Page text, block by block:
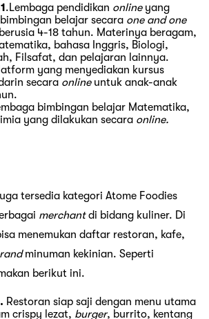
.Lembaga pendidikan online yang
belajar secara one and one
4-18 tahun. Materinya beragam,
bahasa Inggris, Biologi,
Filsafat, dan pelajaran lainnya.
yang menyediakan kursus
secara online untuk anak-anak
bimbingan belajar Matematika,
yang dilakukan secara online.
tersedia kategori Atome Foodies
merchantdi bidang kuliner. Di
menemukan daftar restoran, kafe,
minuman kekinian. Seperti
berikut ini.
Restoran siap saji dengan menu utama
crispy lezat, burger, burrito, kentang